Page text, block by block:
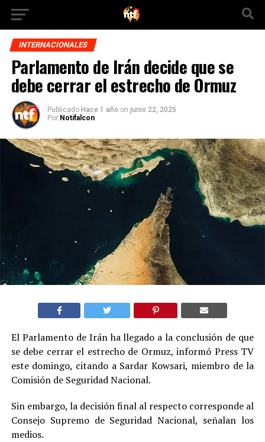
INTERNACIONALES
Parlamento de Irán decide que se
debe cerrar el estrecho de Ormuz
Publicado Hace 1 año on junio 22, 2025
Por Notifalcon
El Parlamento de Irán ha llegado a la conclusión de que
se debe cerrar el estrecho de Ormuz, informó Press TV
este domingo, citando a Sardar Kowsari, miembro de la
Comisión de Seguridad Nacional.
Sin embargo, la decisión final al respecto corresponde al
Consejo Supremo de Seguridad Nacional, señalan los
medios.